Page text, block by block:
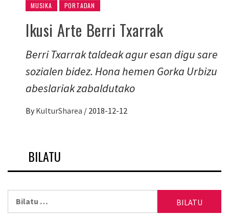
MUSIKA PORTADAN
Ikusi Arte Berri Txarrak
Berri Txarrak taldeak agur esan digu sare
sozialen bidez. Hona hemen Gorka Urbizu
abeslariak zabaldutako
By KulturSharea / 2018-12-12
BILATU